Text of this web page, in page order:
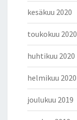
kesäkuu 2020
toukokuu 2020
huhtikuu 2020
helmikuu 2020
joulukuu 2019